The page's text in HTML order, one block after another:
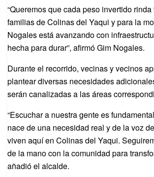
“Queremos que cada peso invertido
familias de Colinas del Yaqui y para la
Nogales está avanzando con
hecha para durar”, afirmó Gim Nogales.
Durante el recorrido, vecinas y vecinos
plantear diversas necesidades
serán canalizadas a las áreas
“Escuchar a nuestra gente es
nace de una necesidad real y de la voz
viven aquí en Colinas del Yaqui.
de la mano con la comunidad para
añadió el alcalde.